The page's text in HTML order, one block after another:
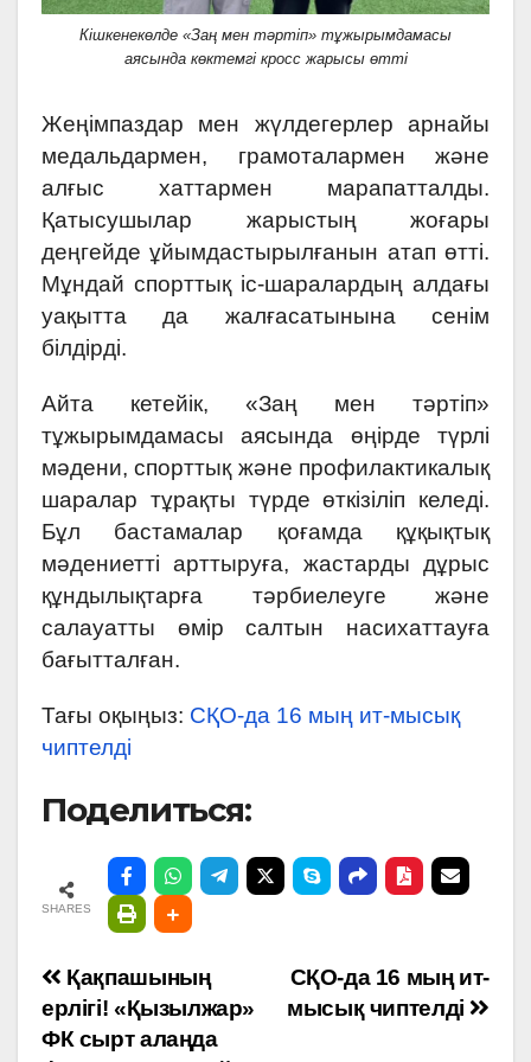
Кішкенекөлде «Заң мен тәртіп» тұжырымдамасы
аясында көктемгі кросс жарысы өтті
Жеңімпаздар мен жүлдегерлер арнайы
медальдармен, грамоталармен және
алғыс хаттармен марапатталды.
Қатысушылар жарыстың жоғары
деңгейде ұйымдастырылғанын атап өтті.
Мұндай спорттық іс-шаралардың алдағы
уақытта да жалғасатынына сенім
білдірді.
Айта кетейік, «Заң мен тәртіп»
тұжырымдамасы аясында өңірде түрлі
мәдени, спорттық және профилактикалық
шаралар тұрақты түрде өткізіліп келеді.
Бұл бастамалар қоғамда құқықтық
мәдениетті арттыруға, жастарды дұрыс
құндылықтарға тәрбиелеуге және
салауатты өмір салтын насихаттауға
бағытталған.
Тағы оқыңыз: СҚО-да 16 мың ит-мысық
чиптелді
Поделиться:
SHARES
Навигация
по
СҚО-да 16 мың ит-
мысық чиптелді
Қақпашының
ерлігі! «Қызылжар»
ФК сырт алаңда